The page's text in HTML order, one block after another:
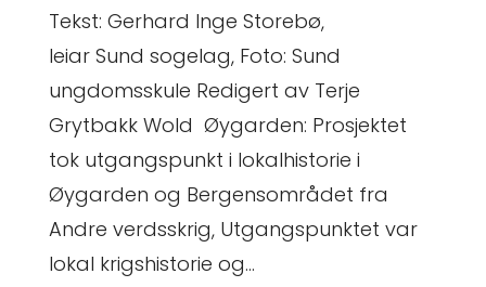
Tekst: Gerhard Inge Storebø,
leiar Sund sogelag, Foto: Sund
ungdomsskule Redigert av Terje
Grytbakk Wold Øygarden: Prosjektet
tok utgangspunkt i lokalhistorie i
Øygarden og Bergensområdet fra
Andre verdsskrig, Utgangspunktet var
lokal krigshistorie og...